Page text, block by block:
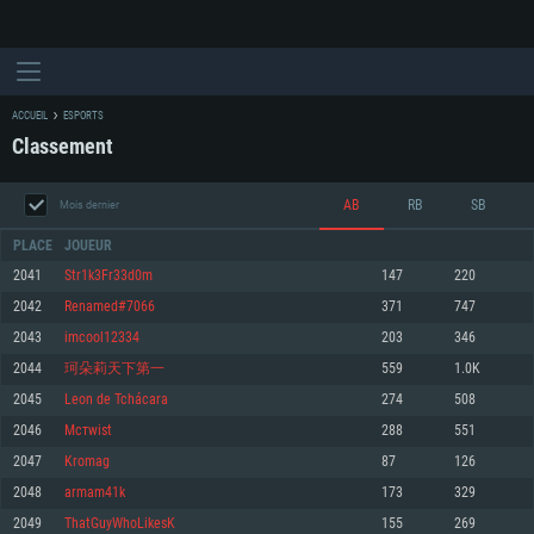
CONFIGURATION SYSTÈME REQUISE
Minimum
OS: Windows 10 (64 bit)
Processeur: Dual-Core 2.2 GHz
Minimum
OS: Mac OS Big Sur 11.0 ou plus récent
Processeur: Core i5, minimum 2.2GHz (Les processeurs Intel Xeon ne sont
Minimum
OS: Les configurations Linux 64 bits les plus modernes
Processeur: Dual-Core 2.4 GHz
ACCUEIL ESPORTS
Classement
Mois dernier AB RB SB
PLACE JOUEUR
2041 Str1k3Fr33d0m 147 220
2042 Renamed#7066 371 747
2043 imcool12334 203 346
2044 珂朵莉天下第一 559 1.0K
2045 Leon de Tchácara 274 508
2046 Mcтwist 288 551
2047 Kromag 87 126
2048 armam41k 173 329
2049 ThatGuyWhoLikesK 155 269